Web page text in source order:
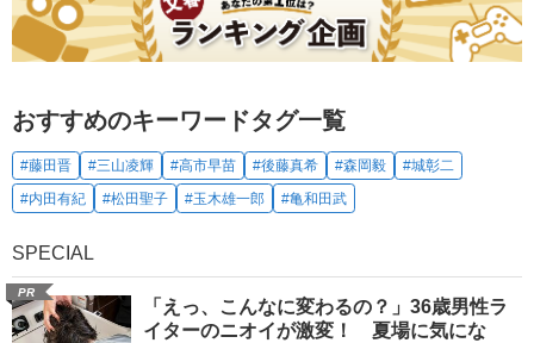
おすすめのキーワードタグ一覧
#藤田晋 #三山凌輝 #高市早苗 #後藤真希 #森岡毅
#城彰二
#内田有紀
#松田聖子 #玉木雄一郎 #亀和田武
SPECIAL
PR
「えっ、こんなに変わるの？」36歳男性ラ
イターのニオイが激変！ 夏場に気にな